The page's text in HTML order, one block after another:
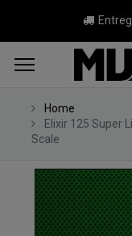
Home
Elixir 125 Super
Scale